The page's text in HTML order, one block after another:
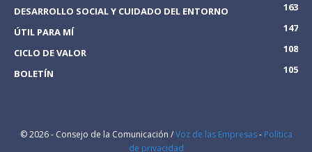
DESARROLLO SOCIAL Y CUIDADO DEL ENTORNO
163
ÚTIL PARA MÍ
147
CICLO DE VALOR
108
BOLETÍN
105
© 2026 - Consejo de la Comunicación /Voz de las Empresas- Política
de privacidad